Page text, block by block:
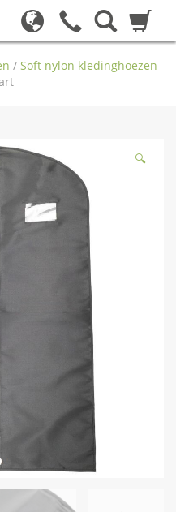
/ Soft nylon kledinghoezen
🔍